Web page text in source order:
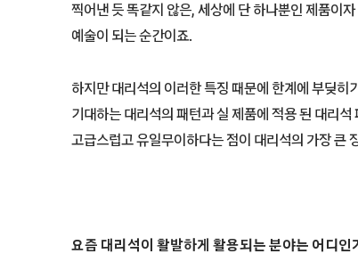
찍어낸 듯 똑같지 않은, 세상에 단 하나뿐인 제품이
예술이 되는 순간이죠.
하지만 대리석의 이러한 특징 때문에 한계에 부딪히
기대하는 대리석의 패턴과 실 제품에 적용 된 대리
고급스럽고 유일무이하다는 점이 대리석의 가장 큰
요즘 대리석이 활발하게 활용되는 분야는 어디인